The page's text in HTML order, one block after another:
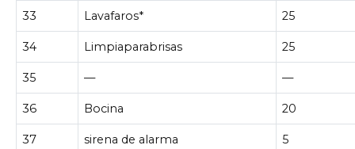
33 Lavafaros* 25
34 Limpiaparabrisas 25
35 — —
36 Bocina 20
37 sirena de alarma 5